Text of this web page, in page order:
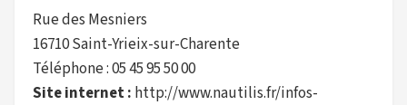
Rue des Mesniers
16710 Saint-Yrieix-sur-Charente
Téléphone : 05 45 95 50 00
Site internet : http://www.nautilis.fr/infos-